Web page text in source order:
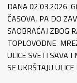
DANA 02.03.2026.
ČASOVA, PA DO
SAOBRAĆAJ ZBOG
TOPLOVODNE
ULICE SVETI SAVA I
SE UKRŠTAJU